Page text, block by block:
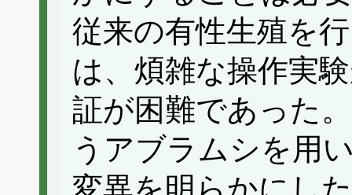
従来の有性生殖を
は、煩雑な操作実
証が困難であった
うアブラムシを用